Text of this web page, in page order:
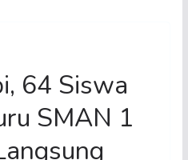
64 Siswa
SMAN 1